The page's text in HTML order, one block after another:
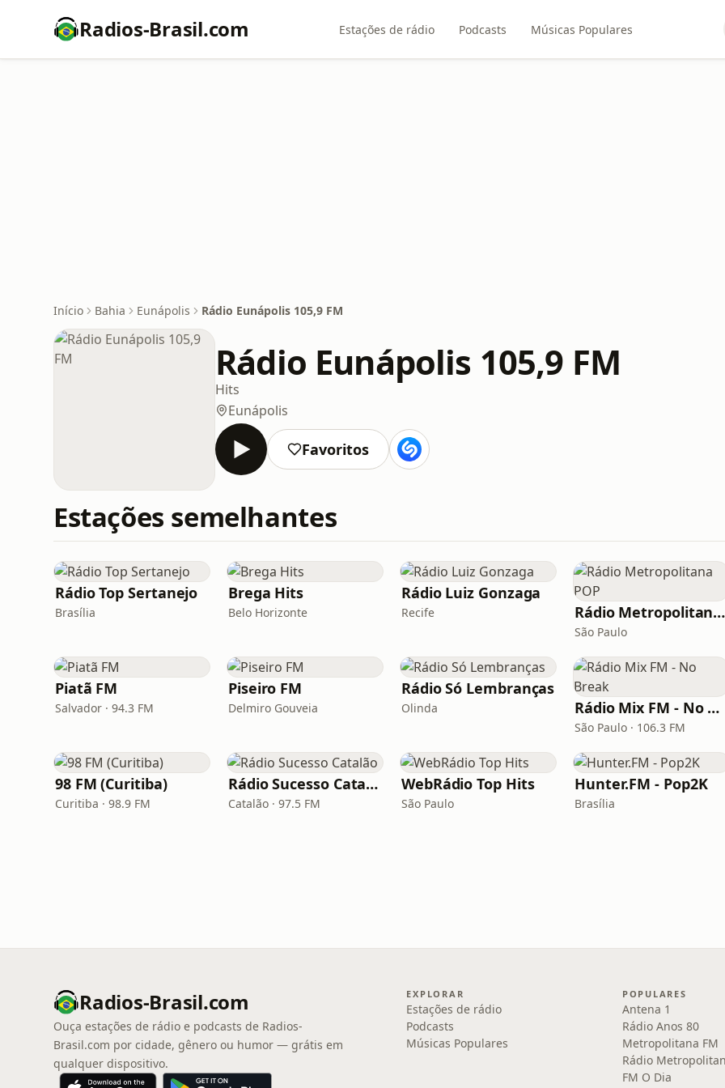
Radios-Brasil.com Estações de rádio Podcasts Músicas Populares
Início Bahia Eunápolis Rádio Eunápolis 105,9 FM
Rádio Eunápolis 105,9 FM
Hits
Eunápolis
Favoritos
Estações semelhantes
Rádio Top Sertanejo
Brasília
Brega Hits
Belo Horizonte
Rádio Luiz Gonzaga
Recife Rádio Metropolitana POP
São Paulo
Piatã FM
Salvador · 94.3 FM
Piseiro FM
Delmiro Gouveia
Rádio Só Lembranças
Olinda Rádio Mix FM - No Break
São Paulo · 106.3 FM
98 FM (Curitiba)
Curitiba · 98.9 FM
Rádio Sucesso Catalão
Catalão · 97.5 FM
WebRádio Top Hits
São Paulo
Hunter.FM - Pop2K
Brasília
Radios-Brasil.com
Ouça estações de rádio e podcasts de Radios-
Brasil.com por cidade, gênero ou humor — grátis em
qualquer dispositivo.
EXPLORAR
Estações de rádio
Podcasts
Músicas Populares
POPULARES
Antena 1
Rádio Anos 80
Metropolitana FM
Rádio
FM O Dia